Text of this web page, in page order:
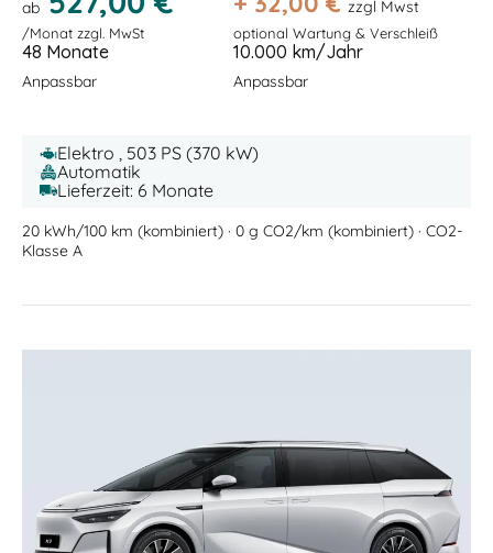
ab
/Monat zzgl. MwSt
zzgl Mwst
optional Wartung & Verschleiß
48 Monate
Anpassbar
10.000 km/Jahr
Anpassbar
Elektro , 503 PS (370 kW)
Automatik
Lieferzeit: 6 Monate
20 kWh/100 km (kombiniert) · 0 g CO2/km (kombiniert) · CO2-
Klasse A